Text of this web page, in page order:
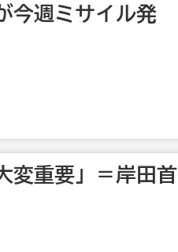
週ミサイル発
変重要」＝岸田首